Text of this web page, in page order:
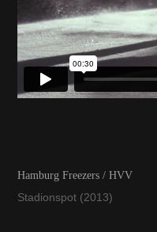
Hamburg Freezers / HVV
Stadionspot (2013)